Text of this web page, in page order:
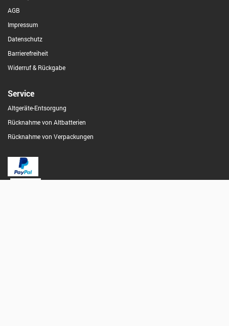
AGB
Impressum
Datenschutz
Barrierefreiheit
Widerruf & Rückgabe
Service
Altgeräte-Entsorgung
Rücknahme von Altbatterien
Rücknahme von Verpackungen